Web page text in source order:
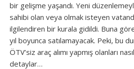
bir gelişme yaşandı. Yeni
sahibi olan veya olmak isteyen
ilgilendiren bir kurala gidildi. Buna
yıl boyunca satılamayacak. Peki, bu
ÖTV’siz araç alımı yapmış olanları
detaylar…